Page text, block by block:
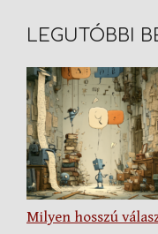
LEGUTÓBBI
Milyen hosszú